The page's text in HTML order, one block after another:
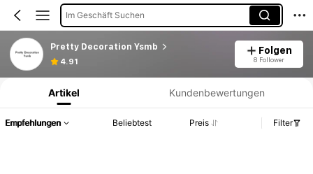
Im Geschäft Suchen
Pretty Decoration Ysmb
4.91
Folgen
8 Follower
Produktinformation: Preisangabe, Verkaufs- und Lagerbestandsdetails.
Artikel Kundenbewertungen
Empfehlungen Beliebtest Preis Filter